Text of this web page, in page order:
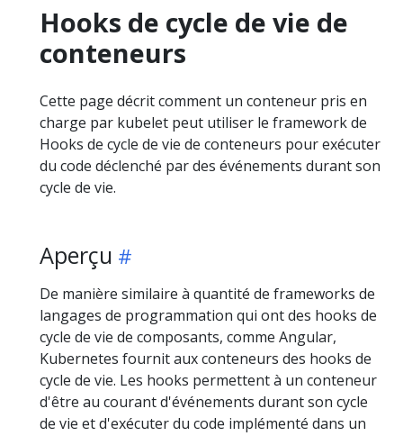
Hooks de cycle de vie de
conteneurs
Cette page décrit comment un conteneur pris en
charge par kubelet peut utiliser le framework de
Hooks de cycle de vie de conteneurs pour exécuter
du code déclenché par des événements durant son
cycle de vie.
Aperçu
De manière similaire à quantité de frameworks de
langages de programmation qui ont des hooks de
cycle de vie de composants, comme Angular,
Kubernetes fournit aux conteneurs des hooks de
cycle de vie. Les hooks permettent à un conteneur
d'être au courant d'événements durant son cycle
de vie et d'exécuter du code implémenté dans un